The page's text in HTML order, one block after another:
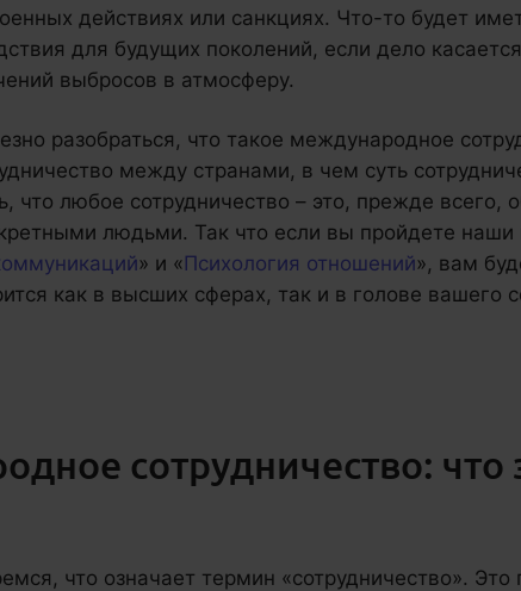
действиях или санкциях. Что-то будет
для будущих поколений, если дело
выбросов в атмосферу.
разобраться, что такое международное
между странами, в чем суть
что любое сотрудничество – это, прежде всего,
людьми. Так что если вы пройдете
» и «Психология отношений», вам
как в высших сферах, так и в голове вашего
сотрудничество: что
что означает термин «сотрудничество». Это